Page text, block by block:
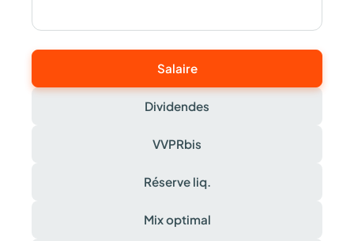
Salaire
Dividendes
VVPRbis
Réserve liq.
Mix optimal